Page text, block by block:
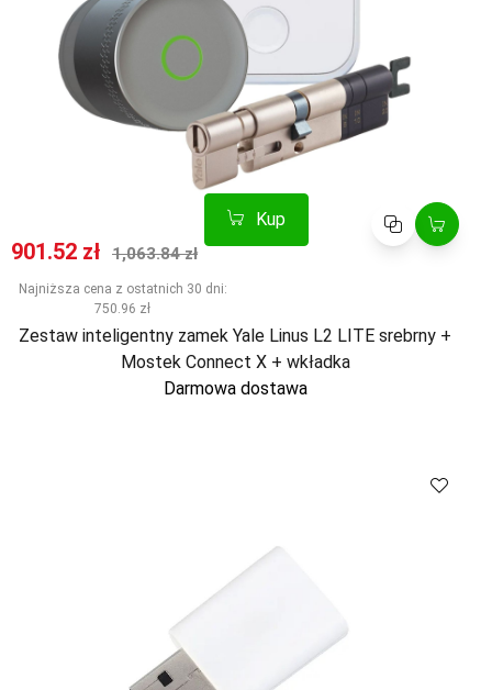
Kup Porównaj
Cena promocyjna
901.52 zł Normalna cena
1,063.84 zł
Najniższa cena z ostatnich 30 dni:
750.96 zł
Zestaw inteligentny zamek Yale Linus L2 LITE srebrny +
Mostek Connect X + wkładka
Darmowa dostawa